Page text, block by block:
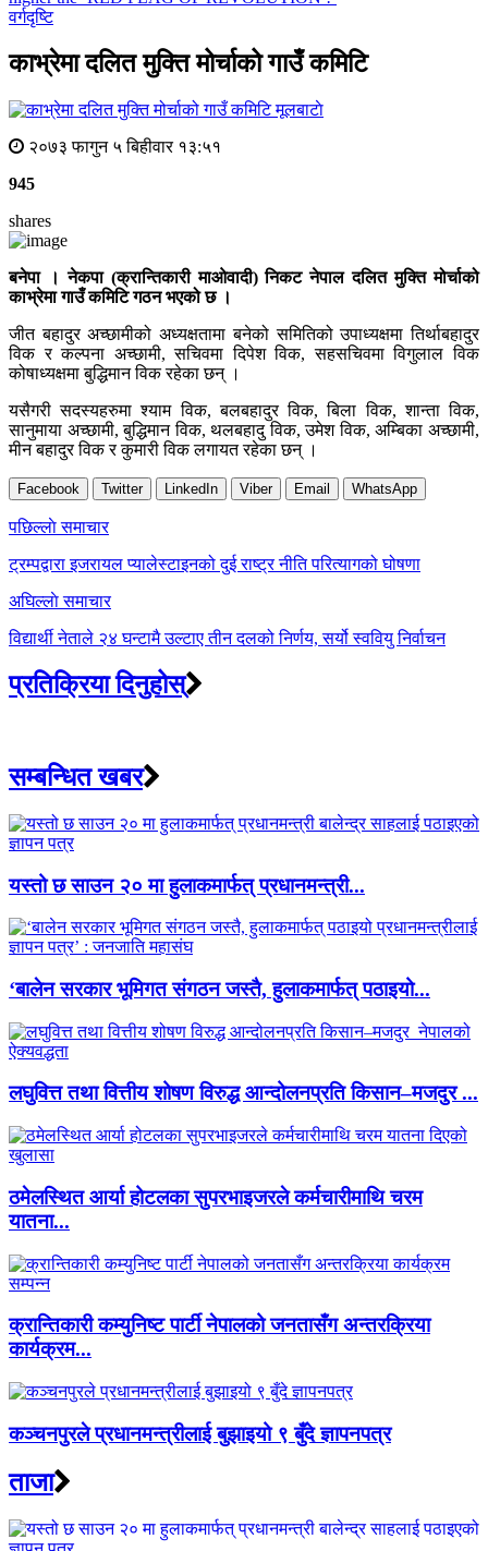
वर्गदृष्टि
काभ्रेमा दलित मुक्ति मोर्चाको गाउँ कमिटि
मूलबाटाे
२०७३ फागुन ५ बिहीवार १३:५१
945
shares
बनेपा । नेकपा (क्रान्तिकारी माओवादी) निकट नेपाल दलित मुक्ति मोर्चाको
काभ्रेमा गाउँ कमिटि गठन भएको छ ।
जीत बहादुर अच्छामीको अध्यक्षतामा बनेको समितिको उपाध्यक्षमा तिर्थाबहादुर
विक र कल्पना अच्छामी, सचिवमा दिपेश विक, सहसचिवमा विगुलाल विक
कोषाध्यक्षमा बुद्धिमान विक रहेका छन् ।
यसैगरी सदस्यहरुमा श्याम विक, बलबहादुर विक, बिला विक, शान्ता विक,
सानुमाया अच्छामी, बुद्धिमान विक, थलबहादु विक, उमेश विक, अम्बिका अच्छामी,
मीन बहादुर विक र कुमारी विक लगायत रहेका छन् ।
Facebook Twitter LinkedIn Viber Email WhatsApp
Post
navigation
पछिल्लाे समाचार
ट्रम्पद्वारा इजरायल प्यालेस्टाइनको दुई राष्ट्र नीति परित्यागको घोषणा
अघिल्लाे समाचार
विद्यार्थी नेताले २४ घन्टामै उल्टाए तीन दलको निर्णय, सर्यो स्ववियु निर्वाचन
प्रतिक्रिया दिनुहोस्
सम्बन्धित खबर
यस्तो छ साउन २० मा हुलाकमार्फत् प्रधानमन्त्री...
‘बालेन सरकार भूमिगत संगठन जस्तै, हुलाकमार्फत् पठाइयो...
लघुवित्त तथा वित्तीय शोषण विरुद्ध आन्दोलनप्रति किसान–मजदुर ...
ठमेलस्थित आर्या होटलका सुपरभाइजरले कर्मचारीमाथि चरम
यातना...
क्रान्तिकारी कम्युनिष्ट पार्टी नेपालको जनतासँग अन्तरक्रिया
कार्यक्रम...
कञ्चनपुरले प्रधानमन्त्रीलाई बुझाइयो ९ बुँदे ज्ञापनपत्र
ताजा